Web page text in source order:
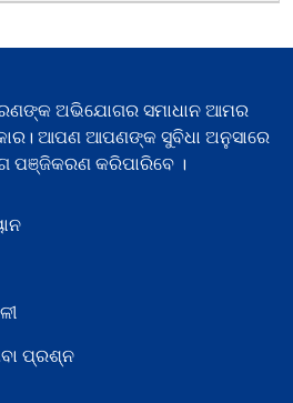
ଅଭିଯୋଗର ସମାଧାନ ଆମର
ଆପଣ ଆପଣଙ୍କ ସୁବିଧା ଅନୁସାରେ
ପଞ୍ଜିକରଣ କରିପାରିବେ ।
ପ୍ରଶ୍ନ